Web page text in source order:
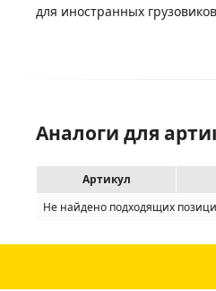
для иностранных
Аналоги для
Артикул
Не найдено подходящих